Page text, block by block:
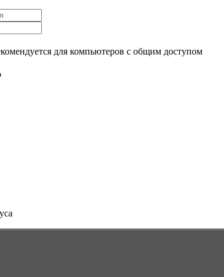
для компьютеров с общим доступом